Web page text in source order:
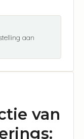
aan
van